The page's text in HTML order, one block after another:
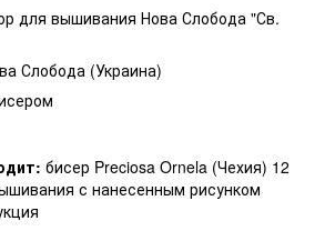
для вышивания Нова Слобода "Св.
Слобода (Украина)
бисер Preciosa Ornela (Чехия) 12
с нанесенным рисунком